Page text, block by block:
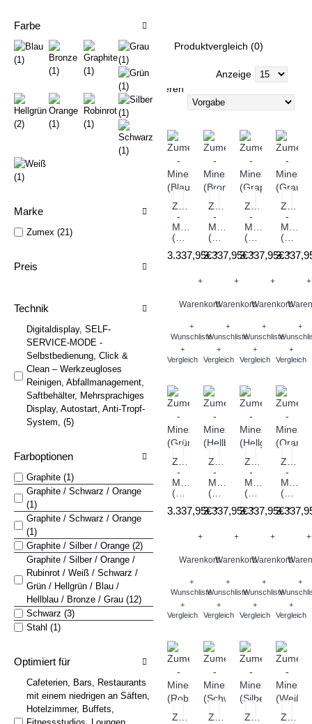
Farbe
Marke
Zumex (21)
Preis
Technik
Digitaldisplay, SELF-
SERVICE-MODE -
Selbstbedienung, Click &
Clean – Werkzeugloses
Reinigen, Abfallmanagement,
Saftbehälter, Mehrsprachiges
Display, Autostart, Anti-Tropf-
System, (5)
Farboptionen
Graphite (1)
Graphite / Schwarz / Orange
(1)
Graphite / Schwarz / Orange
(1)
Graphite / Silber / Orange (2)
Graphite / Silber / Orange /
Rubinrot / Weiß / Schwarz /
Grün / Hellgrün / Blau /
Hellblau / Bronze / Grau (12)
Schwarz (3)
Stahl (1)
Optimiert für
Cafeterien, Bars, Restaurants
mit einem niedrigen an Säften,
Hotelzimmer, Buffets,
Produktvergleich (0)
Anzeige
Sortieren
Zumex
-
Minex
3.337,95€ *
+
Warenkorb
+
Wunschliste
+
Vergleich
Zumex
-
Minex
3.337,95€ *
+
Warenkorb
+
Wunschliste
+
Vergleich
Zumex
-
Minex
3.337,95€ *
+
Warenkorb
+
Wunschliste
+
Vergleich
Zumex
-
Minex
+
+
+
Vergleich
Zumex
-
Minex
3.337,95€ *
+
Warenkorb
+
Wunschliste
+
Vergleich
Zumex
-
Minex
3.337,95€ *
+
Warenkorb
+
Wunschliste
+
Vergleich
Zumex
-
Minex
3.337,95€ *
+
Warenkorb
+
Wunschliste
+
Vergleich
Zumex
-
Minex
+
+
+
Vergleich
Zumex
Zumex
Zumex
Zumex